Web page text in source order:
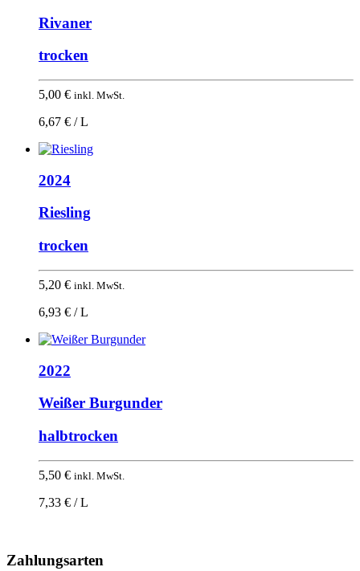
Rivaner
trocken
5,00 € inkl. MwSt.
6,67 € / L
2024
Riesling
trocken
5,20 € inkl. MwSt.
6,93 € / L
2022
Weißer Burgunder
halbtrocken
5,50 € inkl. MwSt.
7,33 € / L
oben
Zahlungsarten